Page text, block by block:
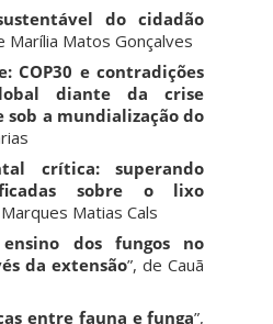
do cidadão
Marília Matos Gonçalves
COP30 e contradições
diante da crise
a mundialização do
crítica: superando
sobre o lixo
Matias Cals
dos fungos no
da extensão”, de Cauã
entre fauna e funga”,